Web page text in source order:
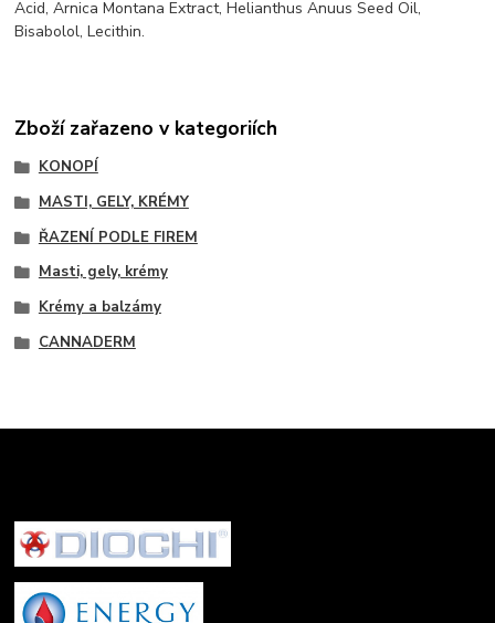
Acid, Arnica Montana Extract, Helianthus Anuus Seed Oil,
Bisabolol, Lecithin.
Zboží zařazeno v kategoriích
KONOPÍ
MASTI, GELY, KRÉMY
ŘAZENÍ PODLE FIREM
Masti, gely, krémy
Krémy a balzámy
CANNADERM